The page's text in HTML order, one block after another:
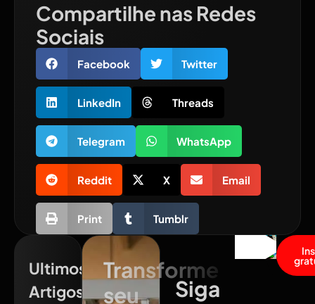
Ultimos
Artigos
Transforme
seu
Siga
Compartilhe nas Redes
Sociais
Facebook Twitter
LinkedIn Threads
Telegram WhatsApp
Reddit X Email
Print Tumblr